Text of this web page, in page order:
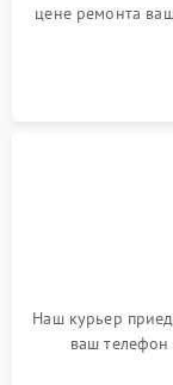
цене ремонта
Наш курьер
ваш телефон